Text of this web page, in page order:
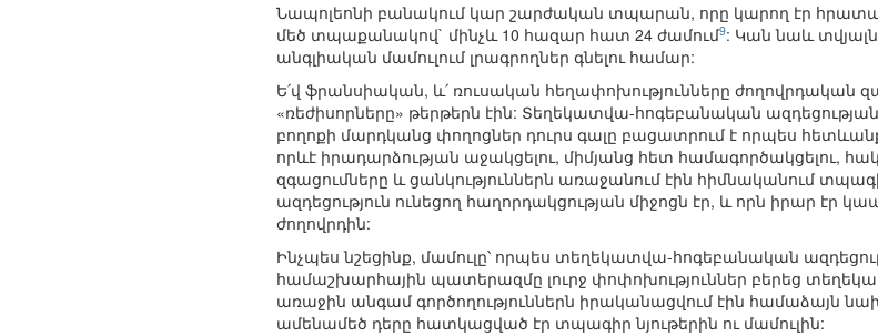
Նապոլեոնի բանակում կար շարժական տպարան, որը կարող էր
մեծ տպաքանակով` մինչև 10 հազար հատ 24 ժամում9: Կան նաև
անգլիական մամուլում լրագրողներ գնելու համար:
Ե՛վ ֆրանսիական, և՛ ռուսական հեղափոխությունները ժողովրդական
«ռեժիսորները» թերթերն էին: Տեղեկատվա-հոգեբանական
բողոքի մարդկանց փողոցներ դուրս գալը բացատրում է որպես
որևէ իրադարձության աջակցելու, միմյանց հետ համագործակցելու,
զգացումները և ցանկություններն առաջանում էին հիմնականում
ազդեցություն ունեցող հաղորդակցության միջոցն էր, և որն իրար
ժողովրդին:
Ինչպես նշեցինք, մամուլը՝ որպես տեղեկատվա-հոգեբանական
համաշխարհային պատերազմը լուրջ փոփոխություններ բերեց
առաջին անգամ գործողություններն իրականացվում էին համաձայն
ամենամեծ դերը հատկացված էր տպագիր նյութերին ու մամուլին: